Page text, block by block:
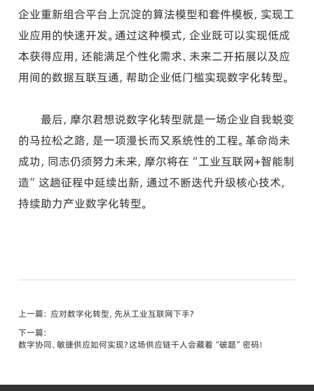
企业重新组合平台上沉淀的算法模型和套件模板，实现工
业应用的快速开发。通过这种模式，企业既可以实现低成
本获得应用，还能满足个性化需求、未来二开拓展以及应
用间的数据互联互通，帮助企业低门槛实现数字化转型。
最后，摩尔君想说数字化转型就是一场企业自我蜕变
的马拉松之路，是一项漫长而又系统性的工程。革命尚未
成功，同志仍须努力未来，摩尔将在“工业互联网+智能制
造”这趟征程中延续出新，通过不断迭代升级核心技术，
持续助力产业数字化转型。
上一篇： 应对数字化转型，先从工业互联网下手？
下一篇：
数字协同、敏捷供应如何实现？这场供应链千人会藏着“破题”密码！